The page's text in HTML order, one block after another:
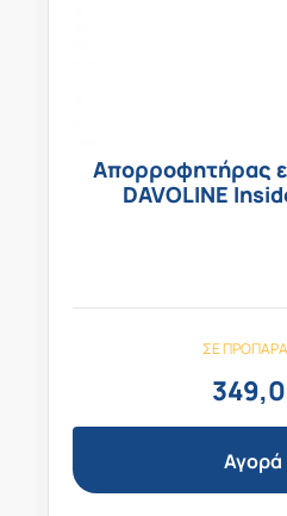
Απορροφητήρας
DAVOLINE
ΣΕ
Αγορά